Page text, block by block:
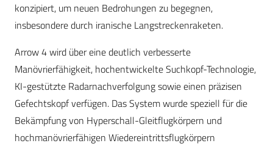
konzipiert, um neuen Bedrohungen zu begegnen,
insbesondere durch iranische Langstreckenraketen.
Arrow 4 wird über eine deutlich verbesserte
Manövrierfähigkeit, hochentwickelte Suchkopf-Technologie,
KI-gestützte Radarnachverfolgung sowie einen präzisen
Gefechtskopf verfügen. Das System wurde speziell für die
Bekämpfung von Hyperschall-Gleitflugkörpern und
hochmanövrierfähigen Wiedereintrittsflugkörpern